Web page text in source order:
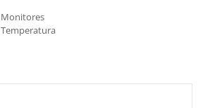
Monitores
Temperatura